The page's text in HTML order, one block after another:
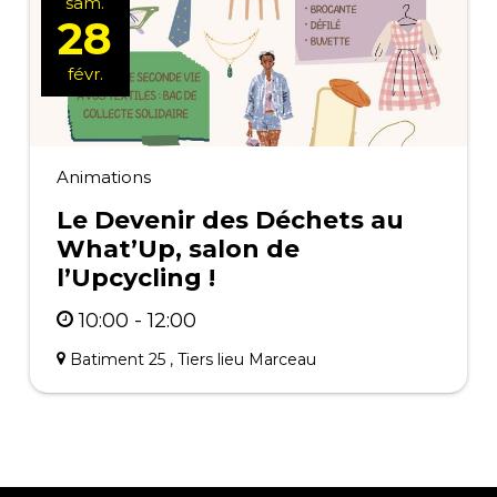
Animations
Le Devenir des Déchets au
What’Up, salon de
l’Upcycling !
10:00 - 12:00
Batiment 25 , Tiers lieu Marceau
28
févr.